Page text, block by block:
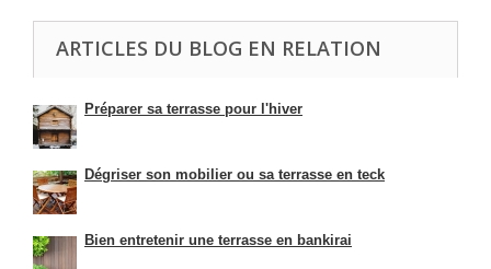
ARTICLES DU BLOG EN RELATION
Préparer sa terrasse pour l'hiver
Dégriser son mobilier ou sa terrasse en teck
Bien entretenir une terrasse en bankirai